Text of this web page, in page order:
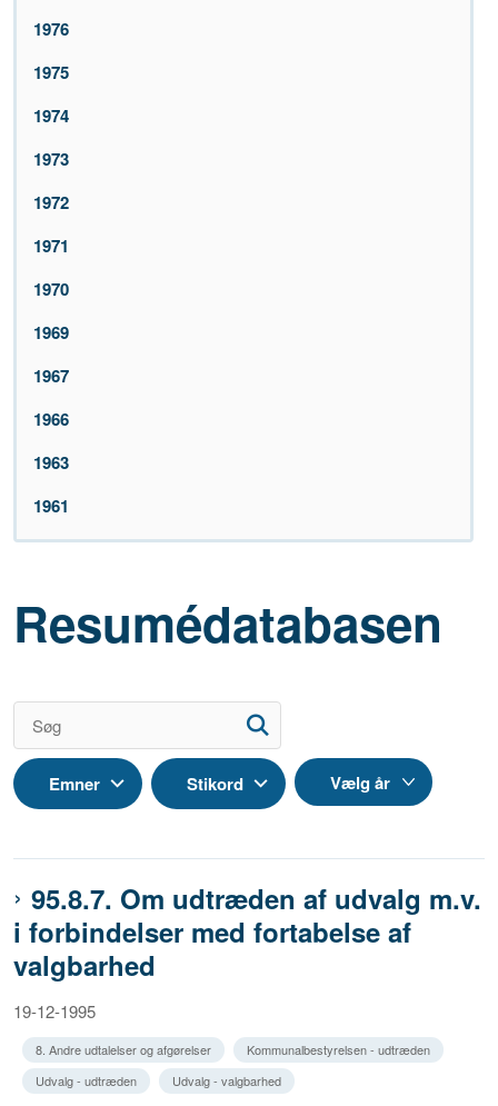
1976
1975
1974
1973
1972
1971
1970
1969
1967
1966
1963
1961
Resumédatabasen
Emner Stikord
95.8.7. Om udtræden af udvalg m.v.
i forbindelser med fortabelse af
valgbarhed
19-12-1995
8. Andre udtalelser og afgørelser
Kommunalbestyrelsen - udtræden
Udvalg - udtræden
Udvalg - valgbarhed